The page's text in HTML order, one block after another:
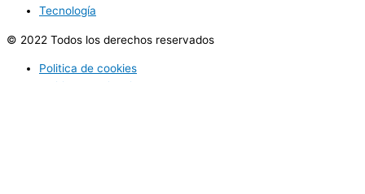
Tecnología
© 2022 Todos los derechos reservados
Politica de cookies
Politica de privacidad